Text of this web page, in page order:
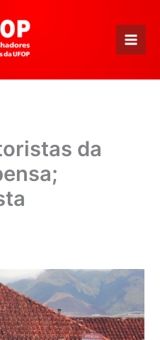
da